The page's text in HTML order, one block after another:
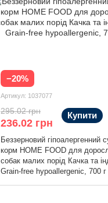
−20%
Артикул: 1037077
Беззерновий гіпоалергенний
корм HOME FOOD для
собак малих порід Качка та
Grain-free hypoallergenic, 700 г
295.02 грн
236.02 грн
Купити